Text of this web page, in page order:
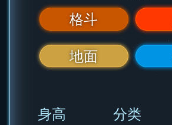
格斗
地面
身高
分类